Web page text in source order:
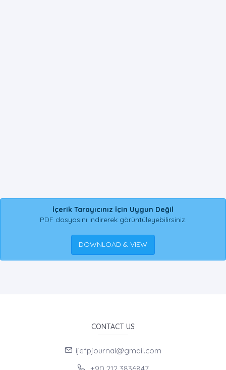
İçerik Tarayıcınız İçin Uygun Değil
PDF dosyasını indirerek görüntüleyebilirsiniz.
DOWNLOAD & VIEW
CONTACT US
ijefpjournal@gmail.com